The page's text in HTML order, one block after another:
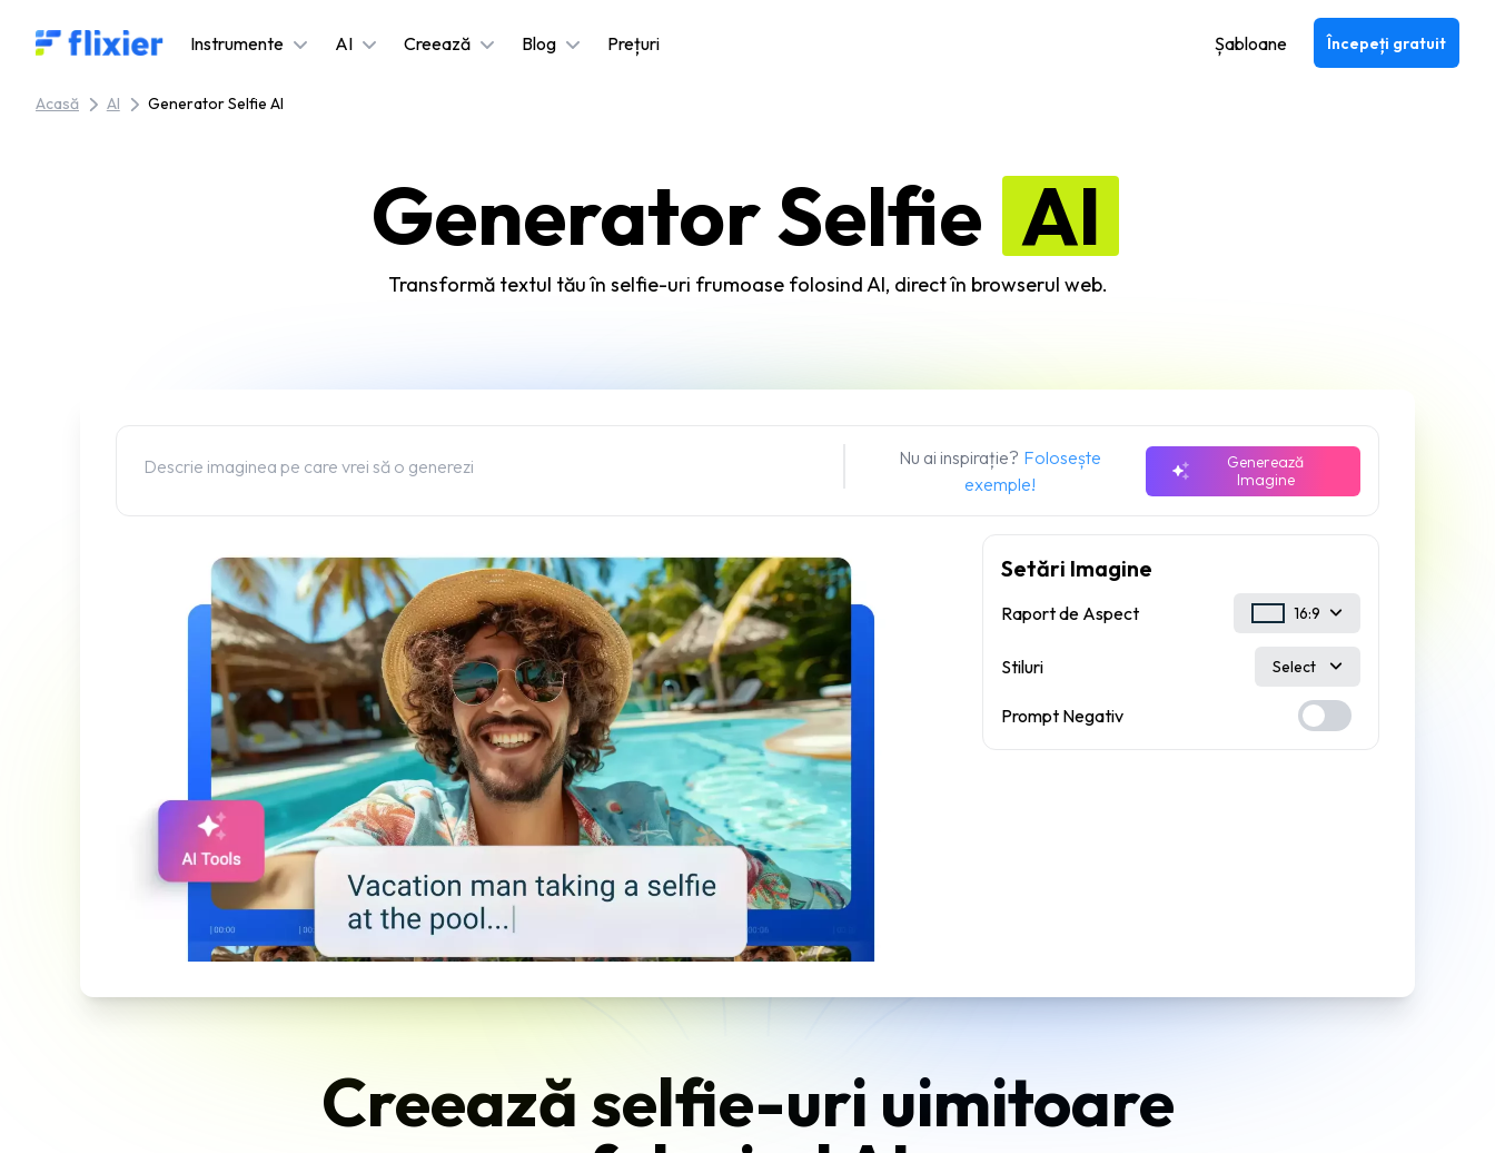
Flixier logo - Home Instrumente AI Creează Blog Prețuri Șabloane Începeți gratuit
Acasă AI Generator Selfie AI
Generator Selfie AI
Transformă textul tău în selfie-uri frumoase folosind AI, direct în browserul web.
Nu ai inspirație? Folosește
exemple!
Generează
Imagine
Setări Imagine
Raport de Aspect 16:9
Stiluri Select
Prompt Negativ
Creează selfie-uri uimitoare